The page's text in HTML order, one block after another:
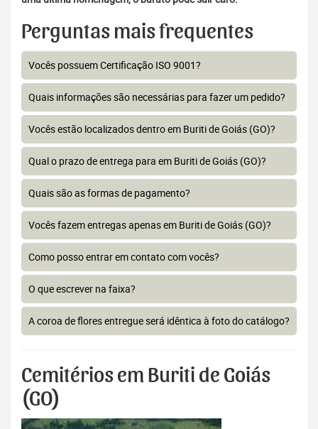
Perguntas mais frequentes
Vocês possuem Certificação ISO 9001?
Quais informações são necessárias para fazer um pedido?
Vocês estão localizados dentro em Buriti de Goiás (GO)?
Qual o prazo de entrega para em Buriti de Goiás (GO)?
Quais são as formas de pagamento?
Vocês fazem entregas apenas em Buriti de Goiás (GO)?
Como posso entrar em contato com vocês?
O que escrever na faixa?
A coroa de flores entregue será idêntica à foto do catálogo?
Cemitérios em Buriti de Goiás
(GO)